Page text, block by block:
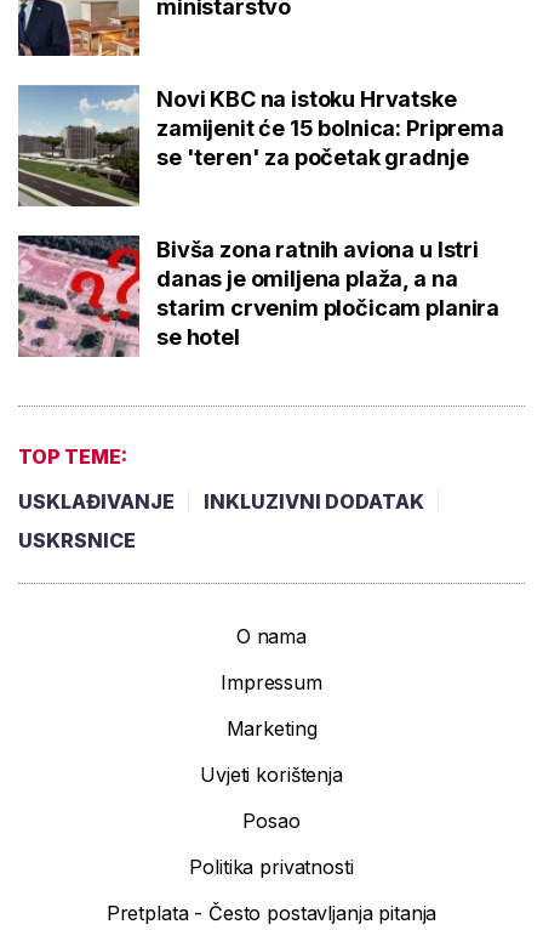
ministarstvo
Novi KBC na istoku Hrvatske
zamijenit će 15 bolnica: Priprema
se 'teren' za početak gradnje
Bivša zona ratnih aviona u Istri
danas je omiljena plaža, a na
starim crvenim pločicam planira
se hotel
TOP TEME:
USKLAĐIVANJE
INKLUZIVNI DODATAK
USKRSNICE
O nama
Impressum
Marketing
Uvjeti korištenja
Posao
Politika privatnosti
Pretplata - Često postavljanja pitanja